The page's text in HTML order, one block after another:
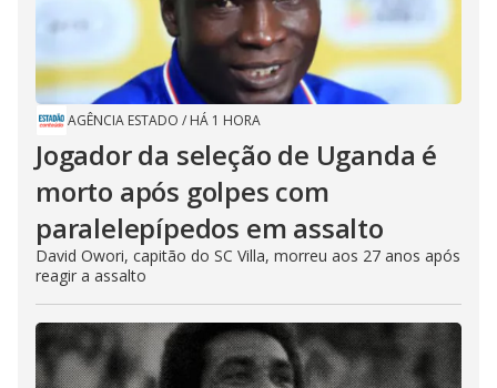
AGÊNCIA ESTADO / HÁ 1 HORA
Jogador da seleção de Uganda é
morto após golpes com
paralelepípedos em assalto
David Owori, capitão do SC Villa, morreu aos 27 anos após
reagir a assalto